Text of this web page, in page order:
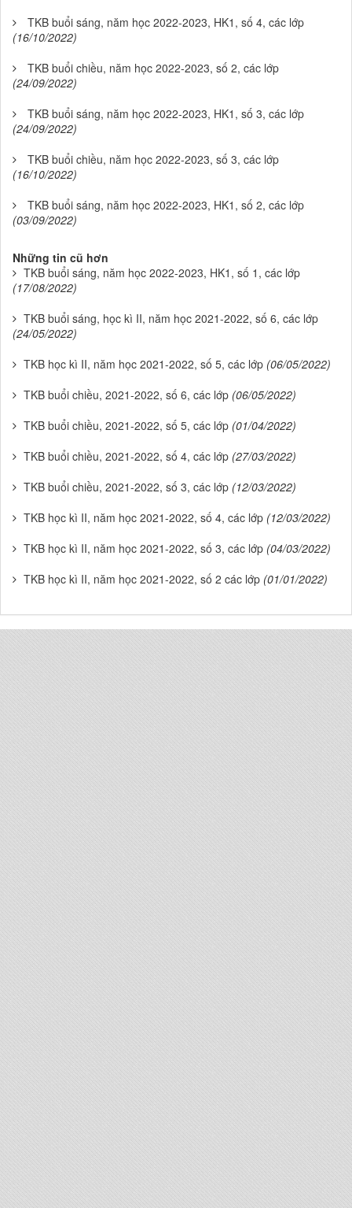
TKB buổi sáng, năm học 2022-2023, HK1, số 4, các lớp
(16/10/2022)
TKB buổi chiều, năm học 2022-2023, số 2, các lớp
(24/09/2022)
TKB buổi sáng, năm học 2022-2023, HK1, số 3, các lớp
(24/09/2022)
TKB buổi chiều, năm học 2022-2023, số 3, các lớp
(16/10/2022)
TKB buổi sáng, năm học 2022-2023, HK1, số 2, các lớp
(03/09/2022)
Những tin cũ hơn
TKB buổi sáng, năm học 2022-2023, HK1, số 1, các lớp
(17/08/2022)
TKB buổi sáng, học kì II, năm học 2021-2022, số 6, các lớp
(24/05/2022)
TKB học kì II, năm học 2021-2022, số 5, các lớp (06/05/2022)
TKB buổi chiều, 2021-2022, số 6, các lớp (06/05/2022)
TKB buổi chiều, 2021-2022, số 5, các lớp (01/04/2022)
TKB buổi chiều, 2021-2022, số 4, các lớp (27/03/2022)
TKB buổi chiều, 2021-2022, số 3, các lớp (12/03/2022)
TKB học kì II, năm học 2021-2022, số 4, các lớp (12/03/2022)
TKB học kì II, năm học 2021-2022, số 3, các lớp (04/03/2022)
TKB học kì II, năm học 2021-2022, số 2 các lớp (01/01/2022)